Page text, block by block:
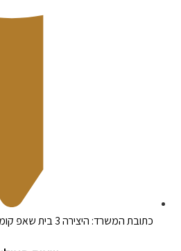
כתובת המשרד: היצירה 3 בית שאפ קומה 11, רמת גן